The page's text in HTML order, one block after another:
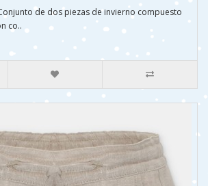
de dos piezas de invierno compuesto
co..